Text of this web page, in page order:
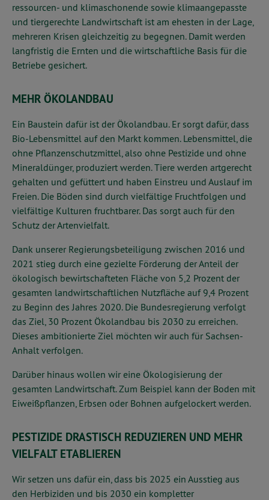
ressourcen- und klimaschonende sowie klimaangepasste
und tiergerechte Landwirtschaft ist am ehesten in der Lage,
mehreren Krisen gleichzeitig zu begegnen. Damit werden
langfristig die Ernten und die wirtschaftliche Basis für die
Betriebe gesichert.
MEHR ÖKOLANDBAU
Ein Baustein dafür ist der Ökolandbau. Er sorgt dafür, dass
Bio-Lebensmittel auf den Markt kommen. Lebensmittel, die
ohne Pflanzenschutzmittel, also ohne Pestizide und ohne
Mineraldünger, produziert werden. Tiere werden artgerecht
gehalten und gefüttert und haben Einstreu und Auslauf im
Freien. Die Böden sind durch vielfältige Fruchtfolgen und
vielfältige Kulturen fruchtbarer. Das sorgt auch für den
Schutz der Artenvielfalt.
Dank unserer Regierungsbeteiligung zwischen 2016 und
2021 stieg durch eine gezielte Förderung der Anteil der
ökologisch bewirtschafteten Fläche von 5,2 Prozent der
gesamten landwirtschaftlichen Nutzfläche auf 9,4 Prozent
zu Beginn des Jahres 2020. Die Bundesregierung verfolgt
das Ziel, 30 Prozent Ökolandbau bis 2030 zu erreichen.
Dieses ambitionierte Ziel möchten wir auch für Sachsen-
Anhalt verfolgen.
Darüber hinaus wollen wir eine Ökologisierung der
gesamten Landwirtschaft. Zum Beispiel kann der Boden mit
Eiweißpflanzen, Erbsen oder Bohnen aufgelockert werden.
PESTIZIDE DRASTISCH REDUZIEREN UND MEHR
VIELFALT ETABLIEREN
Wir setzen uns dafür ein, dass bis 2025 ein Ausstieg aus
den Herbiziden und bis 2030 ein kompletter